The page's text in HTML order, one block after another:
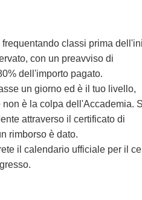
classi prima
con un preavviso di
dell'importo pagato.
un giorno ed è il tuo livello,
è la colpa dell'Accademia.
attraverso il certificato di
rimborso è dato.
il calendario ufficiale per il